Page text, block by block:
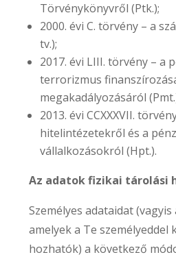
Törvénykönyvről (Ptk.);
2000. évi C. törvény – a
tv.);
2017. évi LIII. törvény – a
terrorizmus
megakadályozásáról
2013. évi CCXXXVII.
hitelintézetekről és a
vállalkozásokról (Hpt.).
Az adatok fizikai tárolási
Személyes adataidat
amelyek a Te személyeddel
hozhatók) a következő